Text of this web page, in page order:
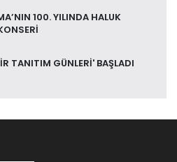
100. YILINDA HALUK
TANITIM GÜNLERİ' BAŞLADI